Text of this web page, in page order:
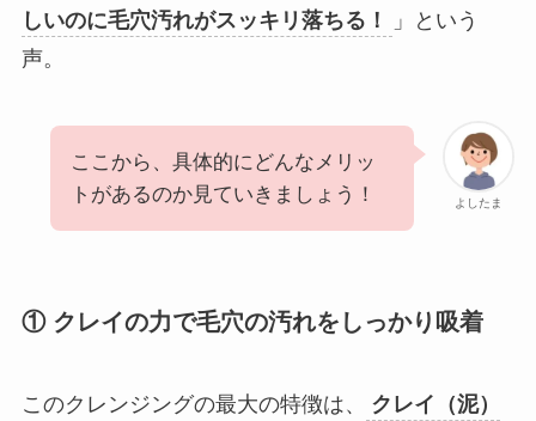
しいのに毛穴汚れがスッキリ落ちる！
」という
声。
よしたま
ここから、具体的にどんなメリッ
トがあるのか見ていきましょう！
① クレイの力で毛穴の汚れをしっかり吸着
このクレンジングの最大の特徴は、
クレイ（泥）